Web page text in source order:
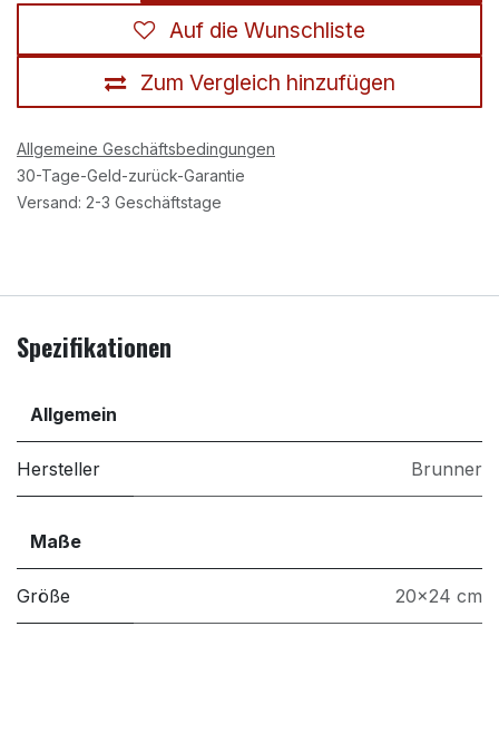
Zum Vergleich hinzufügen
Auf die Wunschliste
Allgemeine Geschäftsbedingungen
30-Tage-Geld-zurück-Garantie
Versand: 2-3 Geschäftstage
Spezifikationen
Allgemein
Hersteller Brunner
Maße
Größe 20x24 cm